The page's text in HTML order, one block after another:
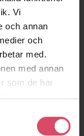
Vi
och annan
och
med.
med annan
som de har
konstruktion. Du
i ditt 3D-